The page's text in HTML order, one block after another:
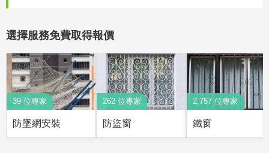
選擇服務免費取得報價
39 位專家
防墜網安裝
262 位專家
防盜窗
2,757 位專家
鐵窗